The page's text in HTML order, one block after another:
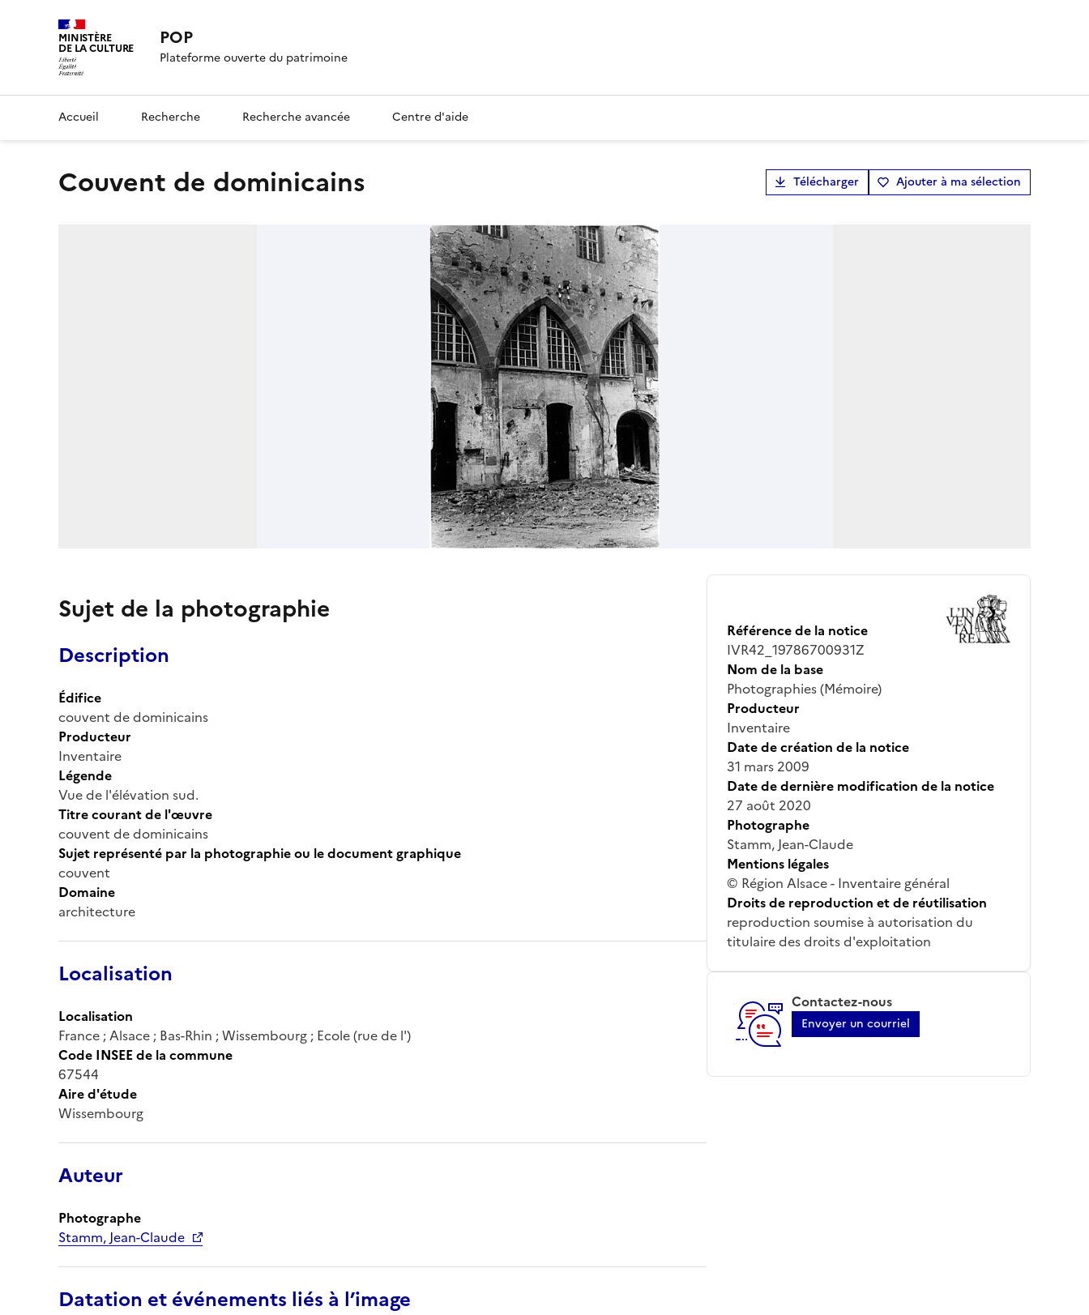
MINISTÈRE
DE LA CULTURE POP
Plateforme ouverte du patrimoine
Accueil Recherche Recherche avancée Centre d'aide
couvent de dominicains Télécharger Ajouter à ma sélection
Sujet de la photographie
Description
Édifice
couvent de dominicains
Producteur
Inventaire
Légende
Vue de l'élévation sud.
Titre courant de l'œuvre
couvent de dominicains
Sujet représenté par la photographie ou le document graphique
couvent
Domaine
architecture
Localisation
Localisation
France ; Alsace ; Bas-Rhin ; Wissembourg ; Ecole (rue de l')
Code INSEE de la commune
67544
Aire d'étude
Wissembourg
Auteur
Photographe
Stamm, Jean-Claude
Datation et événements liés à l’image
Référence de la notice
IVR42_19786700931Z
Nom de la base
Photographies (Mémoire)
Producteur
Inventaire
Date de création de la notice
31 mars 2009
Date de dernière modification de la notice
27 août 2020
Photographe
Stamm, Jean-Claude
Mentions légales
© Région Alsace - Inventaire général
Droits de reproduction et de réutilisation
reproduction soumise à autorisation du
titulaire des droits d'exploitation
Contactez-nous
Envoyer un courriel